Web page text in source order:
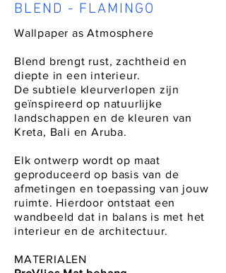
BLEND - FLAMINGO
Wallpaper as Atmosphere
Blend brengt rust, zachtheid en
diepte in een interieur.
De subtiele kleurverlopen zijn
geïnspireerd op natuurlijke
landschappen en de kleuren van
Kreta, Bali en Aruba.
Elk ontwerp wordt op maat
geproduceerd op basis van de
afmetingen en toepassing van jouw
ruimte. Hierdoor ontstaat een
wandbeeld dat in balans is met het
interieur en de architectuur.
MATERIALEN